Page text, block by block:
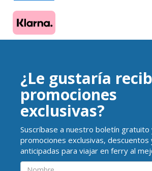
¿Le gustaría
promociones
exclusivas?
Suscríbase a nuestro boletín gratuito
promociones exclusivas,
anticipadas para viajar en ferry al